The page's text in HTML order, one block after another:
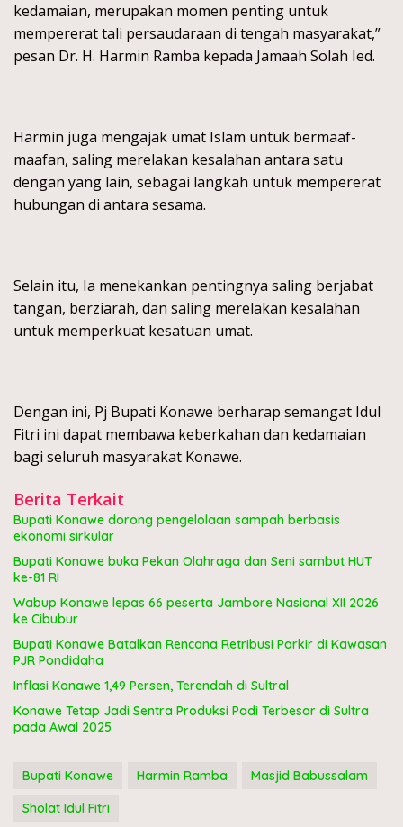
kedamaian, merupakan momen penting untuk
mempererat tali persaudaraan di tengah masyarakat,”
pesan Dr. H. Harmin Ramba kepada Jamaah Solah Ied.
Harmin juga mengajak umat Islam untuk bermaaf-
maafan, saling merelakan kesalahan antara satu
dengan yang lain, sebagai langkah untuk mempererat
hubungan di antara sesama.
Selain itu, Ia menekankan pentingnya saling berjabat
tangan, berziarah, dan saling merelakan kesalahan
untuk memperkuat kesatuan umat.
Dengan ini, Pj Bupati Konawe berharap semangat Idul
Fitri ini dapat membawa keberkahan dan kedamaian
bagi seluruh masyarakat Konawe.
Berita Terkait
Bupati Konawe dorong pengelolaan sampah berbasis
ekonomi sirkular
Bupati Konawe buka Pekan Olahraga dan Seni sambut HUT
ke-81 RI
Wabup Konawe lepas 66 peserta Jambore Nasional XII 2026
ke Cibubur
Bupati Konawe Batalkan Rencana Retribusi Parkir di Kawasan
PJR Pondidaha
Inflasi Konawe 1,49 Persen, Terendah di Sultral
Konawe Tetap Jadi Sentra Produksi Padi Terbesar di Sultra
pada Awal 2025
Bupati Konawe Harmin Ramba
Masjid Babussalam
Sholat Idul Fitri